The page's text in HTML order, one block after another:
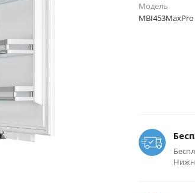
Модель
MBI453MaxPro